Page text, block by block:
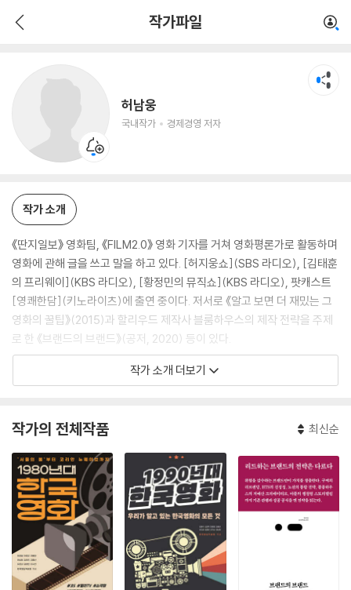
작가파일
허남웅
국내작가 경제경영 저자
경제경영 저자
작가 소개
《딴지일보》 영화팀, 《FILM2.0》 영화 기자를 거쳐 영화평론가로 활동하며
영화에 관해 글을 쓰고 말을 하고 있다. [허지웅쇼](SBS 라디오), [김태훈
의 프리웨이](KBS 라디오), [황정민의 뮤직쇼](KBS 라디오), 팟캐스트
[영쾌한담](키노라이츠)에 출연 중이다. 저서로 《알고 보면 더 재밌는 그
영화의 꿀팁》(2015)과 할리우드 제작사 블룸하우스의 제작 전략을 주제
로 한 《브랜드의 브랜드》(공저, 2020) 등이 있다.
작가 소개 더보기
작가의 전체작품 최신순